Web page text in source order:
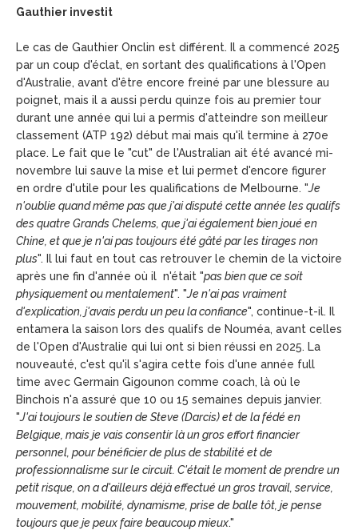
Gauthier investit
Le cas de Gauthier Onclin est différent. Il a commencé 2025
par un coup d'éclat, en sortant des qualifications à l'Open
d'Australie, avant d'être encore freiné par une blessure au
poignet, mais il a aussi perdu quinze fois au premier tour
durant une année qui lui a permis d'atteindre son meilleur
classement (ATP 192) début mai mais qu'il termine à 270e
place. Le fait que le "cut" de l'Australian ait été avancé mi-
novembre lui sauve la mise et lui permet d'encore figurer
en ordre d'utile pour les qualifications de Melbourne. "Je
n'oublie quand même pas que j'ai disputé cette année les qualifs
des quatre Grands Chelems, que j'ai également bien joué en
Chine, et que je n'ai pas toujours été gâté par les tirages non
plus". Il lui faut en tout cas retrouver le chemin de la victoire
après une fin d'année où il n'était "pas bien que ce soit
physiquement ou mentalement". "Je n'ai pas vraiment
d'explication, j'avais perdu un peu la confiance", continue-t-il. Il
entamera la saison lors des qualifs de Nouméa, avant celles
de l'Open d'Australie qui lui ont si bien réussi en 2025. La
nouveauté, c'est qu'il s'agira cette fois d'une année full
time avec Germain Gigounon comme coach, là où le
Binchois n'a assuré que 10 ou 15 semaines depuis janvier.
"J'ai toujours le soutien de Steve (Darcis) et de la fédé en
Belgique, mais je vais consentir là un gros effort financier
personnel, pour bénéficier de plus de stabilité et de
professionnalisme sur le circuit. C'était le moment de prendre un
petit risque, on a d'ailleurs déjà effectué un gros travail, service,
mouvement, mobilité, dynamisme, prise de balle tôt, je pense
toujours que je peux faire beaucoup mieux."